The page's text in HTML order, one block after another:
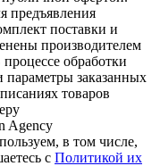
предъявления
поставки и
производителем
обработки
параметры заказанных
товаров
Agency
в том числе,
с Политикой их